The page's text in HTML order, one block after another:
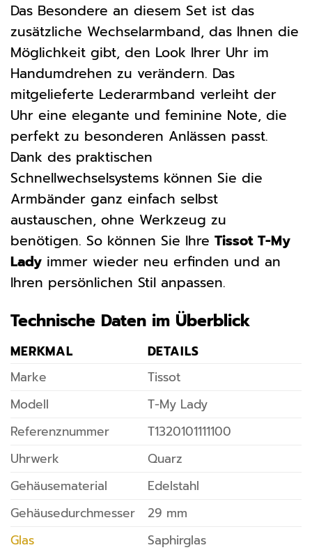
Das Besondere an diesem Set ist das
zusätzliche Wechselarmband, das Ihnen die
Möglichkeit gibt, den Look Ihrer Uhr im
Handumdrehen zu verändern. Das
mitgelieferte Lederarmband verleiht der
Uhr eine elegante und feminine Note, die
perfekt zu besonderen Anlässen passt.
Dank des praktischen
Schnellwechselsystems können Sie die
Armbänder ganz einfach selbst
austauschen, ohne Werkzeug zu
benötigen. So können Sie Ihre Tissot T-My
Lady immer wieder neu erfinden und an
Ihren persönlichen Stil anpassen.
Technische Daten im Überblick
MERKMAL
DETAILS
Marke
Tissot
Modell
T-My Lady
Referenznummer
T1320101111100
Uhrwerk
Quarz
Gehäusematerial
Edelstahl
Gehäusedurchmesser
29 mm
Glas
Saphirglas